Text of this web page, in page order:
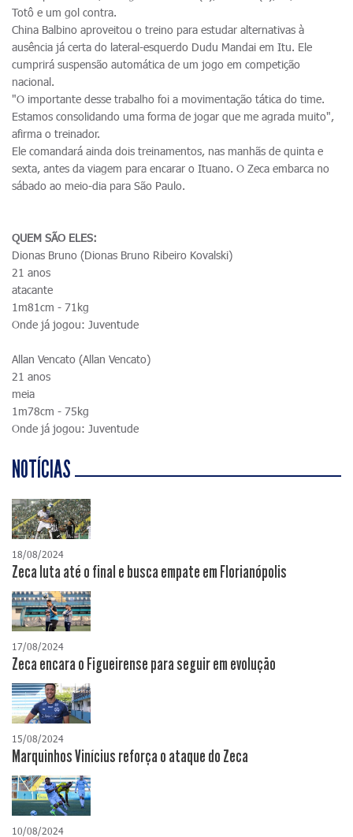
Totô e um gol contra.
China Balbino aproveitou o treino para estudar alternativas à
ausência já certa do lateral-esquerdo Dudu Mandai em Itu. Ele
cumprirá suspensão automática de um jogo em competição
nacional.
"O importante desse trabalho foi a movimentação tática do time.
Estamos consolidando uma forma de jogar que me agrada muito",
afirma o treinador.
Ele comandará ainda dois treinamentos, nas manhãs de quinta e
sexta, antes da viagem para encarar o Ituano. O Zeca embarca no
sábado ao meio-dia para São Paulo.
QUEM SÃO ELES:
Dionas Bruno (Dionas Bruno Ribeiro Kovalski)
21 anos
atacante
1m81cm - 71kg
Onde já jogou: Juventude
Allan Vencato (Allan Vencato)
21 anos
meia
1m78cm - 75kg
Onde já jogou: Juventude
NOTÍCIAS
18/08/2024
Zeca luta até o final e busca empate em Florianópolis
17/08/2024
Zeca encara o Figueirense para seguir em evolução
15/08/2024
Marquinhos Vinícius reforça o ataque do Zeca
10/08/2024